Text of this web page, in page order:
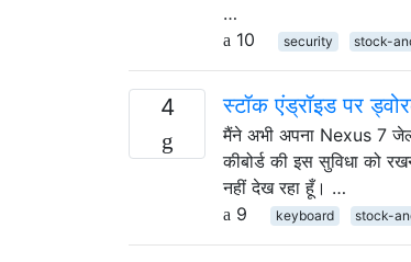
…
10
security stock-
4 स्टॉक एंड्रॉइड पर
मैंने अभी अपना Nexus 7
कीबोर्ड की इस सुविधा को
नहीं देख रहा हूँ। …
9
keyboard stock-